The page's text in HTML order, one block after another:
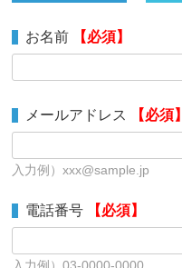
お名前 【必須】
メールアドレス 【必須】
入力例）xxx@sample.jp
電話番号 【必須】